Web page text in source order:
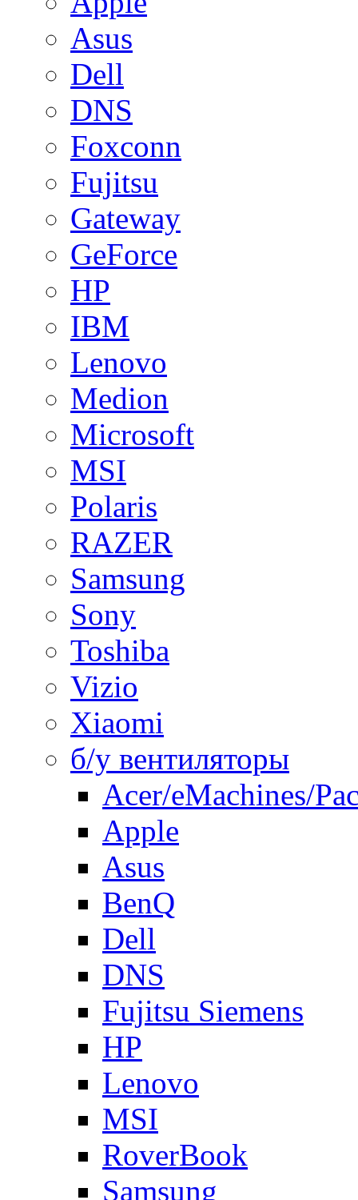
Asus
Dell
DNS
Foxconn
Fujitsu
Gateway
GeForce
HP
IBM
Lenovo
Medion
Microsoft
MSI
Polaris
RAZER
Samsung
Sony
Toshiba
Vizio
Xiaomi
б/у вентиляторы
Acer/eMachines/
Apple
Asus
BenQ
Dell
DNS
Fujitsu Siemens
HP
Lenovo
MSI
RoverBook
Samsung